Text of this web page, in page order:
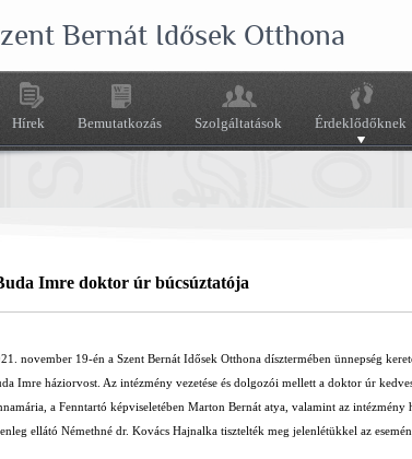
Bernát Idősek Otthona
Hírek Bemutatkozás Szolgáltatások Érdeklődőknek
Imre doktor úr búcsúztatója
november 19-én a Szent Bernát Idősek Otthona dísztermében ünnepség
Imre háziorvost. Az intézmény vezetése és dolgozói mellett a doktor úr
a Fenntartó képviseletében Marton Bernát atya, valamint az intézmény
ellátó Némethné dr. Kovács Hajnalka tisztelték meg jelenlétükkel az